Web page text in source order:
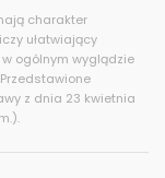
charakter
ułatwiający
ogólnym wyglądzie
z dnia 23 kwietnia